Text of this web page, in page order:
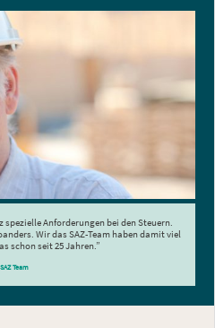
spezielle Anforderungen bei den Steuern.
Wir das SAZ-Team haben damit viel
schonseit 25 Jahren.”
SAZ Team